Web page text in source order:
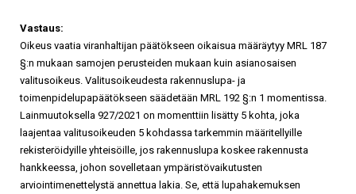
Vastaus:
Oikeus vaatia viranhaltijan päätökseen oikaisua määräytyy MRL 187
§:n mukaan samojen perusteiden mukaan kuin asianosaisen
valitusoikeus. Valitusoikeudesta rakennuslupa- ja
toimenpidelupapäätökseen säädetään MRL 192 §:n 1 momentissa.
Lainmuutoksella 927/2021 on momenttiin lisätty 5 kohta, joka
laajentaa valitusoikeuden 5 kohdassa tarkemmin määritellyille
rekisteröidyille yhteisöille, jos rakennuslupa koskee rakennusta
hankkeessa, johon sovelletaan ympäristövaikutusten
arviointimenettelystä annettua lakia. Se, että lupahakemuksen